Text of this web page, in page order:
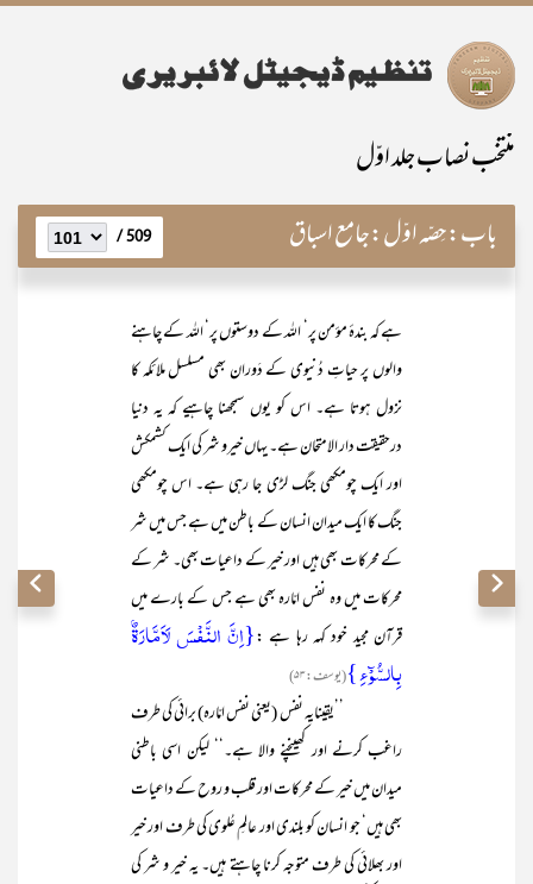
منتخب نصاب جلد اوّل
باب:حِصّہ اوّل:جامع اسباق 509 /
ہے کہ بندۂ مؤمن پر‘ اللہ کے دوستوں پر‘ اللہ کے چاہنے
والوں پر حیاتِ دُنیوی کے دَوران بھی مسلسل ملائکہ کا
نزول ہوتا ہے۔ اس کو یوں سمجھنا چاہیے کہ یہ دنیا
درحقیقت دار الامتحان ہے۔ یہاں خیرو شر کی ایک کشمکش
اور ایک چومکھی جنگ لڑی جا رہی ہے۔ اس چومکھی
جنگ کا ایک میدان انسان کے باطن میں ہے جس میں شر
کے محرکات بھی ہیں اور خیر کے داعیات بھی۔ شر کے
محرکات میں وہ نفس امّارہ بھی ہے جس کے بارے میں
قرآن مجید خود کہہ رہا ہے :{اِنَّ النَّفۡسَ لَاَمَّارَۃٌۢ
بِالسُّوۡٓءِ }(یوسف:۵۳)
’’یقینایہ نفس (یعنی نفس امّارہ) برائی کی طرف
راغب کرنے اور کھینچنے والا ہے۔‘‘ لیکن اسی باطنی
میدان میں خیر کے محرکات اور قلب و روح کے داعیات
بھی ہیں‘ جو انسان کو بلندی اور عالمِ عُلوی کی طرف اور خیر
اور بھلائی کی طرف متوجہ کرنا چاہتے ہیں۔ یہ خیر و شر کی